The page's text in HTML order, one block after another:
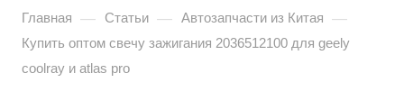
Главная — Статьи — Автозапчасти из Китая —
Купить оптом свечу зажигания 2036512100 для geely
coolray и atlas pro